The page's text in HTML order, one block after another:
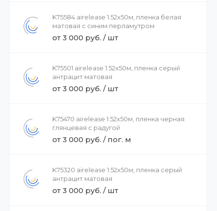
K75584 airelease 1.52х50м, пленка белая
матовая с синим перламутром
от 3 000 руб. / шт
K75501 airelease 1.52х50м, пленка серый
антрацит матовая
от 3 000 руб. / шт
K75470 airelease 1.52х50м, пленка черная
глянцевая с радугой
от 3 000 руб. / пог. м
K75320 airelease 1.52х50м, пленка серый
антрацит матовая
от 3 000 руб. / шт